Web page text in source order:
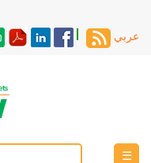
عربي
☰